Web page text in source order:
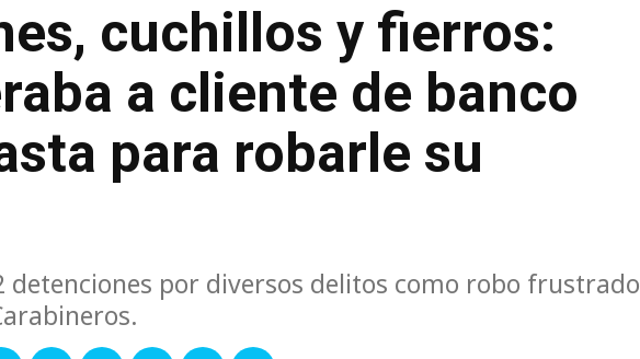
cuchillos y fierros:
a cliente de banco
para robarle su
detenciones por diversos delitos como robo frustrado